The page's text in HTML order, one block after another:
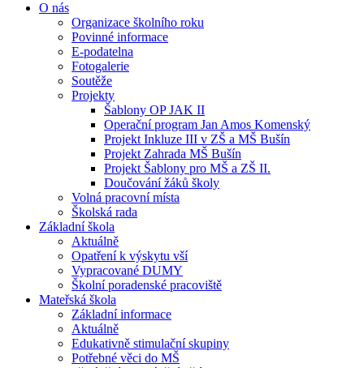
O nás
Organizace školního roku
Povinné informace
E-podatelna
Fotogalerie
Soutěže
Projekty
Šablony OP JAK II
Operační program Jan Amos Komenský
Projekt Inkluze III v ZŠ a MŠ Bušín
Projekt Zahrada MŠ Bušín
Projekt Šablony pro MŠ a ZŠ II.
Doučování žáků školy
Volná pracovní místa
Školská rada
Základní škola
Aktuálně
Opatření k výskytu vší
Vypracované DUMY
Školní poradenské pracoviště
Mateřská škola
Základní informace
Aktuálně
Edukativně stimulační skupiny
Potřebné věci do MŠ